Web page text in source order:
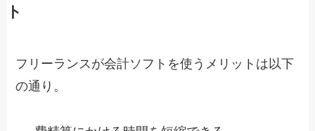
ト
フリーランスが会計ソフトを使うメリットは以下
の通り。